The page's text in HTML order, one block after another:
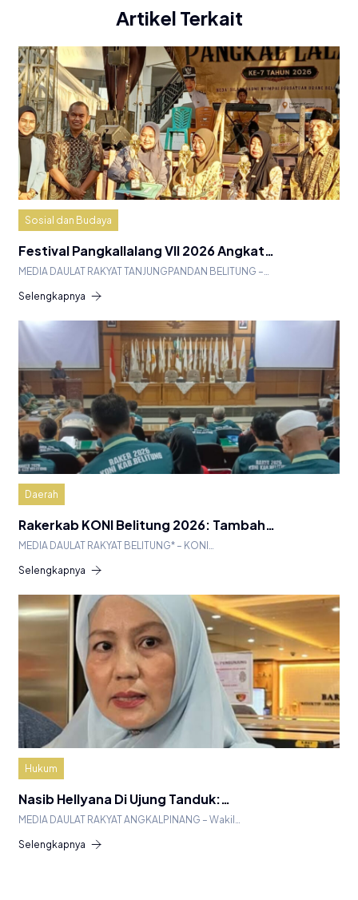
Artikel Terkait
Sosial dan Budaya
Festival Pangkallalang VII 2026 Angkat…
MEDIA DAULAT RAKYAT TANJUNGPANDAN BELITUNG –…
Selengkapnya
Daerah
Rakerkab KONI Belitung 2026: Tambah…
MEDIA DAULAT RAKYAT BELITUNG* – KONI…
Selengkapnya
Hukum
Nasib Hellyana Di Ujung Tanduk:…
MEDIA DAULAT RAKYAT ANGKALPINANG – Wakil…
Selengkapnya